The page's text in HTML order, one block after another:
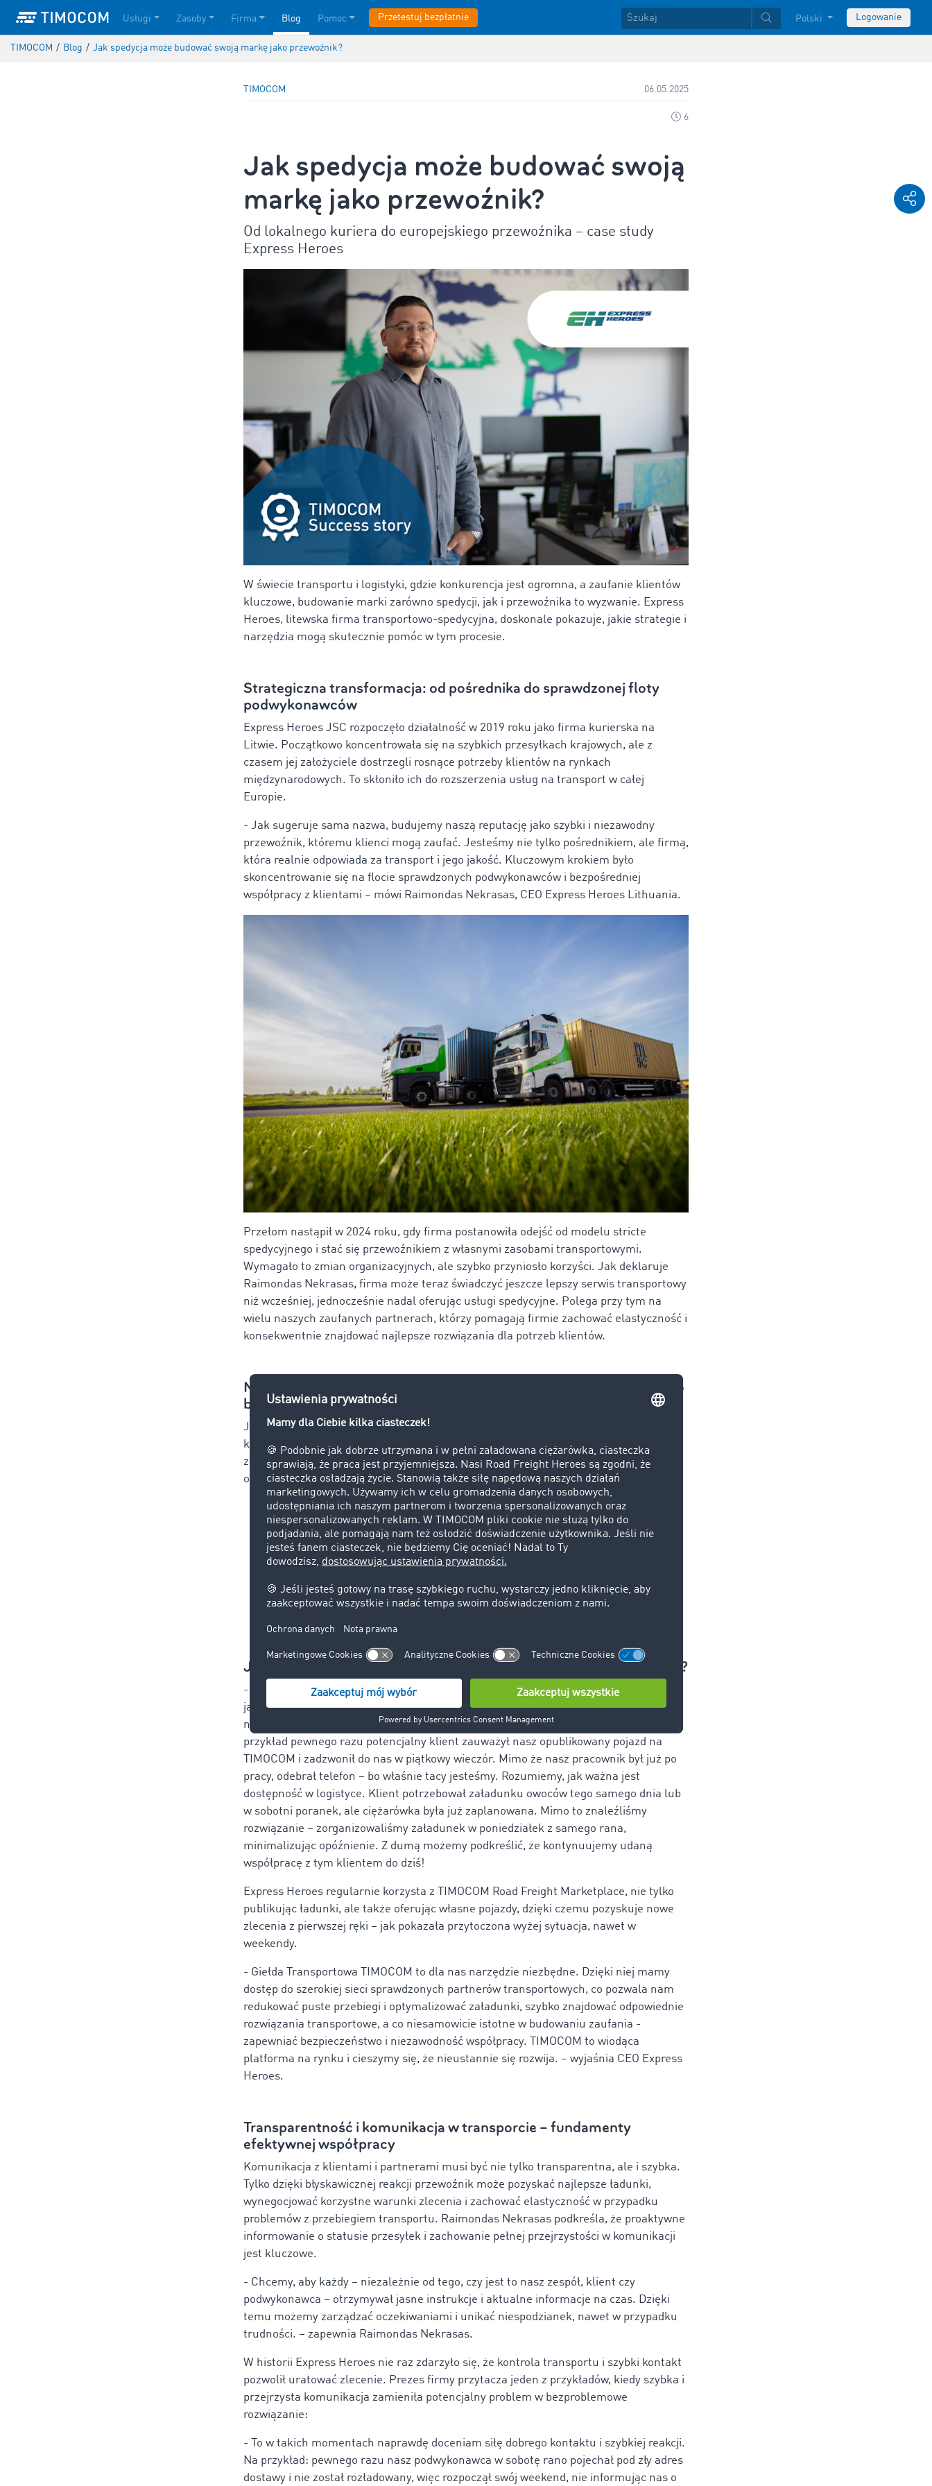
Usługi Zasoby Firma Blog Pomoc Przetestuj bezpłatnie Polski Logowanie
TIMOCOM / Blog / Jak spedycja może budować swoją markę jako przewoźnik?
TIMOCOM 06.05.2025
6
Jak spedycja może budować swoją
markę jako przewoźnik?
Od lokalnego kuriera do europejskiego przewoźnika – case study
Express Heroes
W świecie transportu i logistyki, gdzie konkurencja jest ogromna, a zaufanie klientów
kluczowe, budowanie marki zarówno spedycji, jak i przewoźnika to wyzwanie. Express
Heroes, litewska firma transportowo-spedycyjna, doskonale pokazuje, jakie strategie i
narzędzia mogą skutecznie pomóc w tym procesie.
Strategiczna transformacja: od pośrednika do sprawdzonej floty
podwykonawców
Express Heroes JSC rozpoczęło działalność w 2019 roku jako firma kurierska na
Litwie. Początkowo koncentrowała się na szybkich przesyłkach krajowych, ale z
czasem jej założyciele dostrzegli rosnące potrzeby klientów na rynkach
międzynarodowych. To skłoniło ich do rozszerzenia usług na transport w całej
Europie.
- Jak sugeruje sama nazwa, budujemy naszą reputację jako szybki i niezawodny
przewoźnik, któremu klienci mogą zaufać. Jesteśmy nie tylko pośrednikiem, ale firmą,
która realnie odpowiada za transport i jego jakość. Kluczowym krokiem było
skoncentrowanie się na flocie sprawdzonych podwykonawców i bezpośredniej
współpracy z klientami – mówi Raimondas Nekrasas, CEO Express Heroes Lithuania.
Przełom nastąpił w 2024 roku, gdy firma postanowiła odejść od modelu stricte
spedycyjnego i stać się przewoźnikiem z własnymi zasobami transportowymi.
Wymagało to zmian organizacyjnych, ale szybko przyniosło korzyści. Jak deklaruje
Raimondas Nekrasas, firma może teraz świadczyć jeszcze lepszy serwis transportowy
niż wcześniej, jednocześnie nadal oferując usługi spedycyjne. Polega przy tym na
wielu naszych zaufanych partnerach, którzy pomagają firmie zachować elastyczność i
konsekwentnie znajdować najlepsze rozwiązania dla potrzeb klientów.
Nowe wyzwania, nowe rozwiązania – jak Express Heroes przełamało
bariery
Jednym z największych wyzwań była skuteczna transformacja – z wizerunku
klasycznego spedytora do rzetelnego i transparentnego przewoźnika, co oznaczało
zbudowanie na nowo zaufania wśród klientów i partnerów biznesowych. Aby to
osiągnąć, firma wdrożyła konkretne rozwiązania:
Inwestycja w rozwój usług transportowych
Wprowadzenie rygorystycznych procedur gwarantujących terminową i
bezpieczną realizację zleceń;
zapewnić długoterminową, przejrzystą współpracę,
Jak zdobyć zlecenia transportowe i zminimalizować puste przebiegi?
- To, co nas wyróżnia, to determinacja, by znaleźć rozwiązanie dla każdej sytuacji, z
jaką zwróci się do nas klient. Dlatego nasi partnerzy wiedzą, że mogą zadzwonić do
naszych "bohaterów" i otrzymają pomoc. – dowodzi Raimondas Nekrasas - Na
przykład pewnego razu potencjalny klient zauważył nasz opublikowany pojazd na
TIMOCOM i zadzwonił do nas w piątkowy wieczór. Mimo że nasz pracownik był już po
pracy, odebrał telefon – bo właśnie tacy jesteśmy. Rozumiemy, jak ważna jest
dostępność w logistyce. Klient potrzebował załadunku owoców tego samego dnia lub
w sobotni poranek, ale ciężarówka była już zaplanowana. Mimo to znaleźliśmy
rozwiązanie – zorganizowaliśmy załadunek w poniedziałek z samego rana,
minimalizując opóźnienie. Z dumą możemy podkreślić, że kontynuujemy udaną
współpracę z tym klientem do dziś!
Express Heroes regularnie korzysta z TIMOCOM Road Freight Marketplace, nie tylko
publikując ładunki, ale także oferując własne pojazdy, dzięki czemu pozyskuje nowe
zlecenia z pierwszej ręki – jak pokazała przytoczona wyżej sytuacja, nawet w
weekendy.
- Giełda Transportowa TIMOCOM to dla nas narzędzie niezbędne. Dzięki niej mamy
dostęp do szerokiej sieci sprawdzonych partnerów transportowych, co pozwala nam
redukować puste przebiegi i optymalizować załadunki, szybko znajdować odpowiednie
rozwiązania transportowe, a co niesamowicie istotne w budowaniu zaufania -
zapewniać bezpieczeństwo i niezawodność współpracy. TIMOCOM to wiodąca
platforma na rynku i cieszymy się, że nieustannie się rozwija. – wyjaśnia CEO Express
Heroes.
Transparentność i komunikacja w transporcie – fundamenty
efektywnej współpracy
Komunikacja z klientami i partnerami musi być nie tylko transparentna, ale i szybka.
Tylko dzięki błyskawicznej reakcji przewoźnik może pozyskać najlepsze ładunki,
wynegocjować korzystne warunki zlecenia i zachować elastyczność w przypadku
problemów z przebiegiem transportu. Raimondas Nekrasas podkreśla, że proaktywne
informowanie o statusie przesyłek i zachowanie pełnej przejrzystości w komunikacji
jest kluczowe.
- Chcemy, aby każdy – niezależnie od tego, czy jest to nasz zespół, klient czy
podwykonawca – otrzymywał jasne instrukcje i aktualne informacje na czas. Dzięki
temu możemy zarządzać oczekiwaniami i unikać niespodzianek, nawet w przypadku
trudności. – zapewnia Raimondas Nekrasas.
W historii Express Heroes nie raz zdarzyło się, że kontrola transportu i szybki kontakt
pozwolił uratować zlecenie. Prezes firmy przytacza jeden z przykładów, kiedy szybka i
przejrzysta komunikacja zamieniła potencjalny problem w bezproblemowe
rozwiązanie:
- To w takich momentach naprawdę doceniam siłę dobrego kontaktu i szybkiej reakcji.
Na przykład: pewnego razu nasz podwykonawca w sobotę rano pojechał pod zły adres
dostawy i nie został rozładowany, więc rozpoczął swój weekend, nie informując nas o